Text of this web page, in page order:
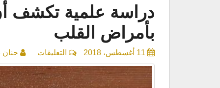
دراسة علمية تكشف أن
بأمراض القلب
التعليقات
على
دراسة
علمية
حنان